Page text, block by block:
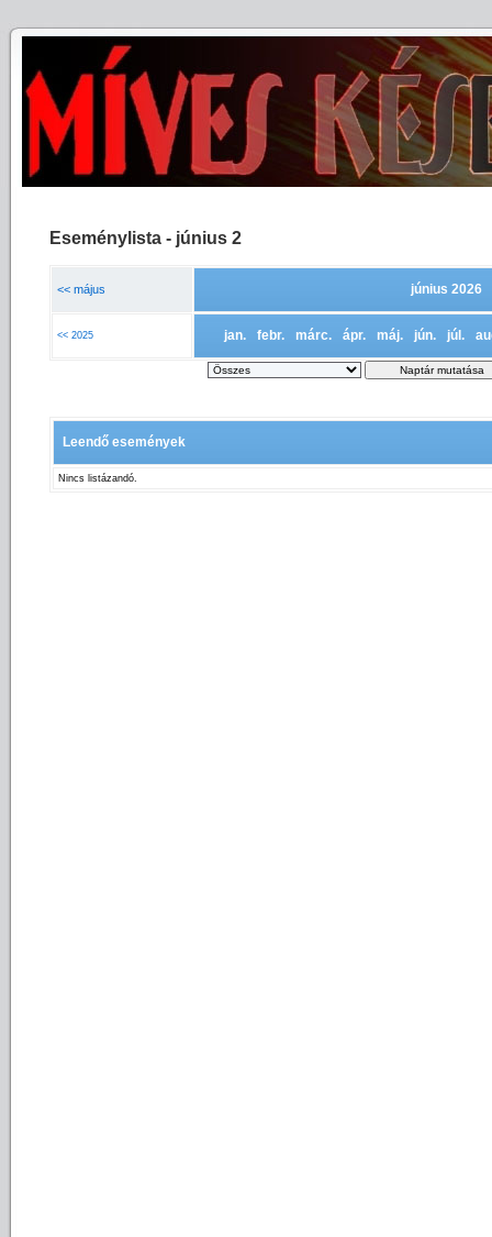
Eseménylista - június 2
<< május június 2026
<< 2025 jan. febr. márc. ápr. máj. jún. júl.
Leendő események
Nincs listázandó.